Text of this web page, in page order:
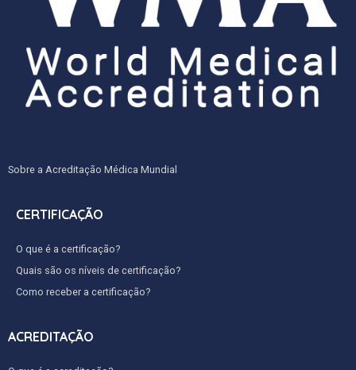
Sobre a Acreditação Médica Mundial
CERTIFICAÇÃO
O que é a certificação?
Quais são os níveis de certificação?
Como receber a certificação?
ACREDITAÇÃO